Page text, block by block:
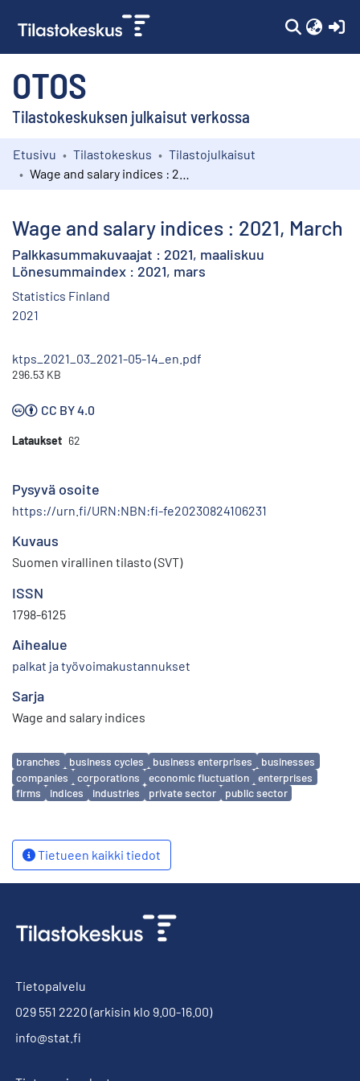
OTOS
Tilastokeskuksen julkaisut verkossa
Kokoelmat
Etusivu Tilastokeskus
Tilastojulkaisut
Wage and salary indices : 2021, March
Palkkasummakuvaajat : 2021, maaliskuu
Lönesummaindex : 2021, mars
Statistics Finland
2021
ktps_2021_03_2021-05-14_en.pdf
296.53 KB
CC BY 4.0
Lataukset 62
Pysyvä osoite
https://urn.fi/URN:NBN:fi-fe20230824106231
Kuvaus
Suomen virallinen tilasto (SVT)
ISSN
1798-6125
Aihealue
palkat ja työvoimakustannukset
Sarja
Wage and salary indices
Avainsanat
branches business cycles business enterprises
businesses
companies
corporations economic fluctuation
enterprises
firms
indices industries private sector public sector
Tietueen kaikki tiedot
Tietopalvelu
029 551 2220 (arkisin klo 9.00-16.00)
info@stat.fi